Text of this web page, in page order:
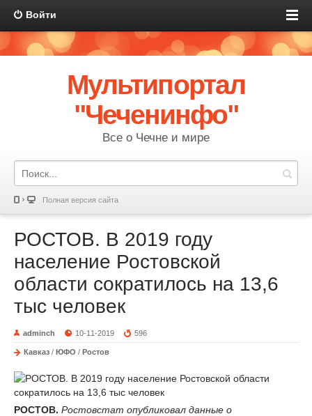
Войти
Мультипортал
"Чеченинфо"
Все о Чечне и мире
Полная версия сайта
РОСТОВ. В 2019 году
население Ростовской
области сократилось на 13,6
тыс человек
adminch 10-11-2019 596
Кавказ / ЮФО / Ростов
РОСТОВ. Ростовстат опубликовал данные о